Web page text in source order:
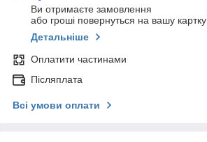
Ви отримаєте замовлення
або гроші повернуться на вашу картку
Детальніше
Оплатити частинами
Післяплата
Всі умови оплати